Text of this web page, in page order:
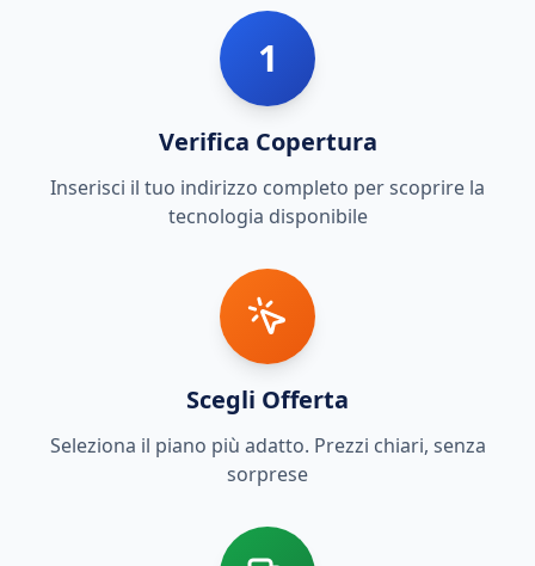
1
Verifica Copertura
Inserisci il tuo indirizzo completo per scoprire la
tecnologia disponibile
Scegli Offerta
Seleziona il piano più adatto. Prezzi chiari, senza
sorprese